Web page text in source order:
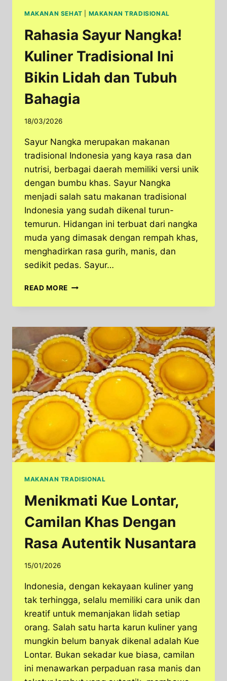
MAKANAN SEHAT MAKANAN TRADISIONAL
Rahasia Sayur Nangka!
Kuliner Tradisional Ini
Bikin Lidah dan Tubuh
Bahagia
18/03/2026
Sayur Nangka merupakan makanan
tradisional Indonesia yang kaya rasa dan
nutrisi, berbagai daerah memiliki versi unik
dengan bumbu khas. Sayur Nangka
menjadi salah satu makanan tradisional
Indonesia yang sudah dikenal turun-
temurun. Hidangan ini terbuat dari nangka
muda yang dimasak dengan rempah khas,
menghadirkan rasa gurih, manis, dan
sedikit pedas. Sayur…
READ MORE RAHASIA
NANGKA!
TRADISIONAL
INI
BIKIN
LIDAH
DAN
TUBUH
BAHAGIA
MAKANAN TRADISIONAL
Menikmati Kue Lontar,
Camilan Khas Dengan
Rasa Autentik Nusantara
15/01/2026
Indonesia, dengan kekayaan kuliner yang
tak terhingga, selalu memiliki cara unik dan
kreatif untuk memanjakan lidah setiap
orang. Salah satu harta karun kuliner yang
mungkin belum banyak dikenal adalah Kue
Lontar. ​Bukan sekadar kue biasa, camilan
ini menawarkan perpaduan rasa manis dan